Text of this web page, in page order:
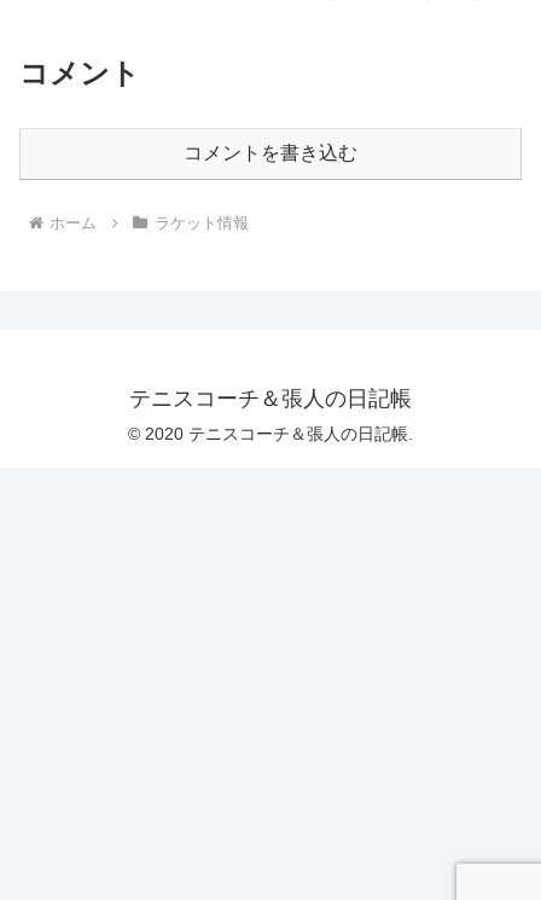
コメント
コメントを書き込む
ホーム ラケット情報
テニスコーチ＆張人の日記帳
© 2020 テニスコーチ＆張人の日記帳.